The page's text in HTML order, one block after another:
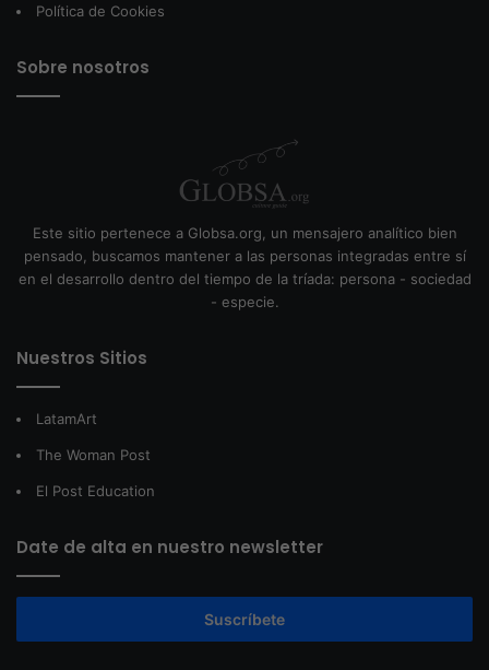
Política de Cookies
Sobre nosotros
Este sitio pertenece a Globsa.org, un mensajero analítico bien
pensado, buscamos mantener a las personas integradas entre sí
en el desarrollo dentro del tiempo de la tríada: persona - sociedad
- especie.
Nuestros Sitios
LatamArt
The Woman Post
El Post Education
Date de alta en nuestro newsletter
Suscríbete